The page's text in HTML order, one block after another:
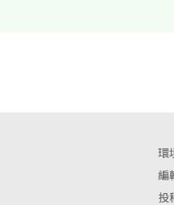
環
編
投